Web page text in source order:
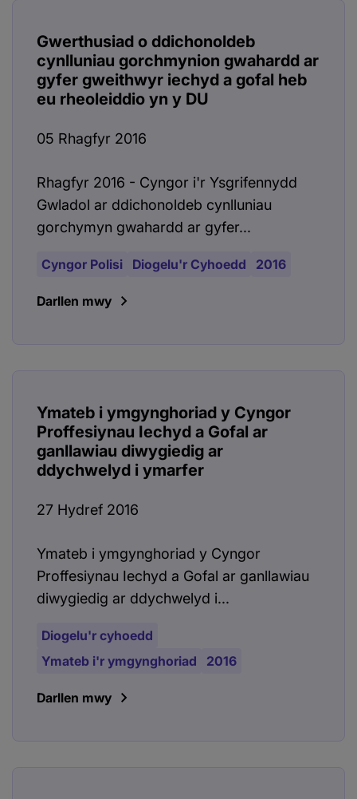
Gwerthusiad o ddichonoldeb
cynlluniau gorchmynion gwahardd ar
gyfer gweithwyr iechyd a gofal heb
eu rheoleiddio yn y DU
05 Rhagfyr 2016
Rhagfyr 2016 - Cyngor i'r Ysgrifennydd
Gwladol ar ddichonoldeb cynlluniau
gorchymyn gwahardd ar gyfer...
Cyngor Polisi Diogelu'r Cyhoedd 2016
Darllen mwy
Ymateb i ymgynghoriad y Cyngor
Proffesiynau Iechyd a Gofal ar
ganllawiau diwygiedig ar
ddychwelyd i ymarfer
27 Hydref 2016
Ymateb i ymgynghoriad y Cyngor
Proffesiynau Iechyd a Gofal ar ganllawiau
diwygiedig ar ddychwelyd i...
Diogelu'r cyhoedd
Ymateb i'r ymgynghoriad
2016
Darllen mwy